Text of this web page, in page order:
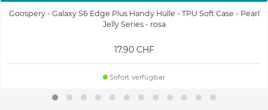
Goospery - Galaxy S6 Edge Plus Handy Hülle - TPU Soft Case - Pearl
Jelly Series - rosa
17.90 CHF
Sofort verfügbar